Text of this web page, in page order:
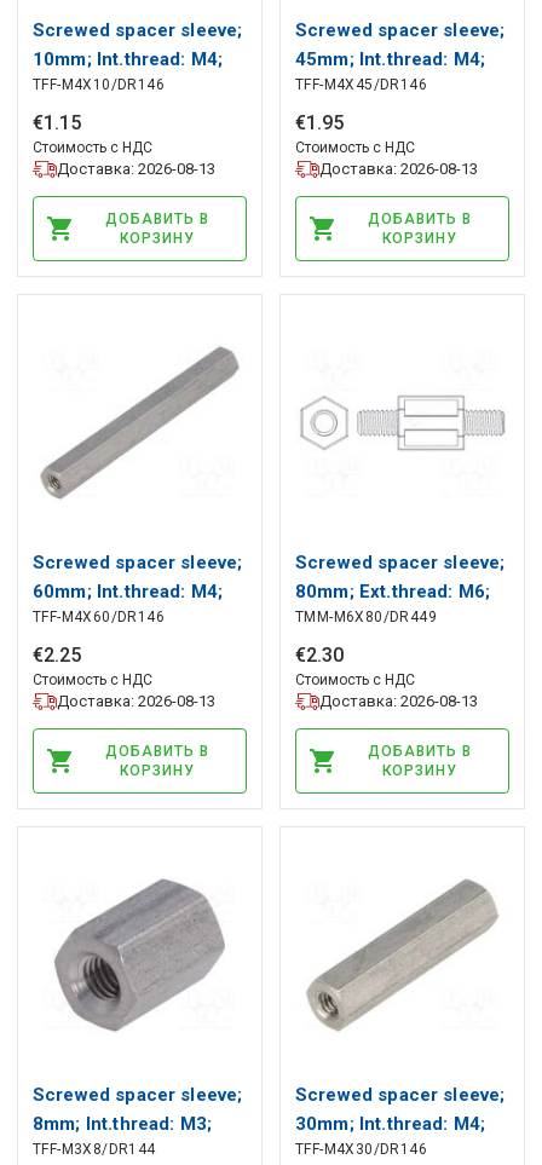
Screwed spacer sleeve;
10mm; Int.thread: M4;
hexagonal DREMEC
TFF-M4X10/DR146
€1 .15
Стоимость с НДС
Доставка: 2026-08-13
ДОБАВИТЬ В
КОРЗИНУ
Screwed spacer sleeve;
45mm; Int.thread: M4;
hexagonal DREMEC
TFF-M4X45/DR146
€1 .95
Стоимость с НДС
Доставка: 2026-08-13
ДОБАВИТЬ В
КОРЗИНУ
Screwed spacer sleeve;
60mm; Int.thread: M4;
hexagonal DREMEC
TFF-M4X60/DR146
€2.25
Стоимость с НДС
Доставка: 2026-08-13
ДОБАВИТЬ В
КОРЗИНУ
Screwed spacer sleeve;
80mm; Ext.thread: M6;
hexagonal DREMEC
TMM-M6X80/DR449
€2.30
Стоимость с НДС
Доставка: 2026-08-13
ДОБАВИТЬ В
КОРЗИНУ
Screwed spacer sleeve;
8mm; Int.thread: M3;
hexagonal DREMEC
TFF-M3X8/DR144
Screwed spacer sleeve;
30mm; Int.thread: M4;
hexagonal DREMEC
TFF-M4X30/DR146